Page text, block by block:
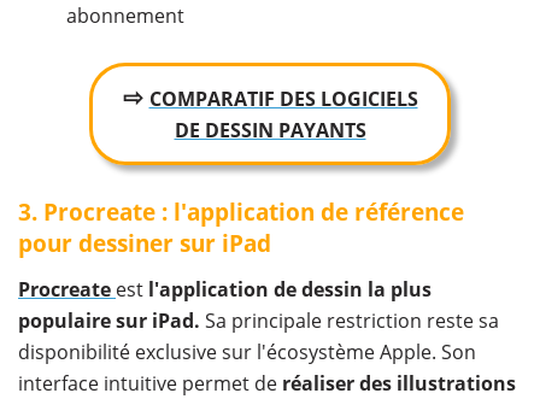
abonnement
⇨ COMPARATIF DES LOGICIELS
DE DESSIN PAYANTS
3. Procreate : l'application de référence
pour dessiner sur iPad
Procreate est l'application de dessin la plus
populaire sur iPad. Sa principale restriction reste sa
disponibilité exclusive sur l'écosystème Apple. Son
interface intuitive permet de réaliser des illustrations